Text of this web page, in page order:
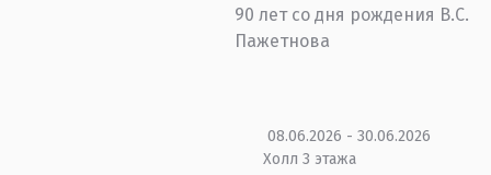
90 лет со дня рождения В.С.
Пажетнова
08.06.2026 - 30.06.2026
Холл 3 этажа